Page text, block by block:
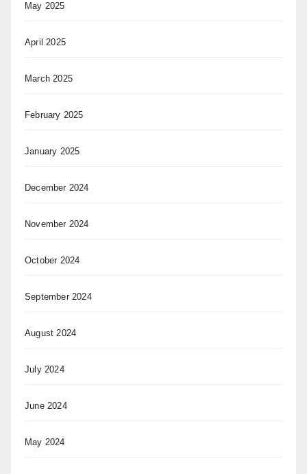
May 2025
April 2025
March 2025
February 2025
January 2025
December 2024
November 2024
October 2024
September 2024
August 2024
July 2024
June 2024
May 2024